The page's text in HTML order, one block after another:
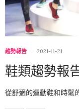
趨勢報告 2021-11-21
鞋類趨勢報
從舒適的運動鞋和時髦